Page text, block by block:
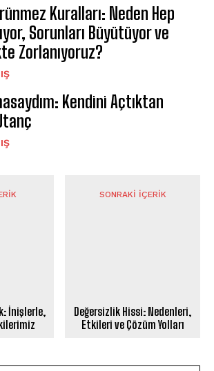
Kuralları: Neden Hep
Sorunları Büyütüyor ve
Zorlanıyoruz?
Kendini Açtıktan
İnişlerle,
SONRAKI İÇERIK
Değersizlik Hissi: Nedenleri,
Etkileri ve Çözüm Yolları